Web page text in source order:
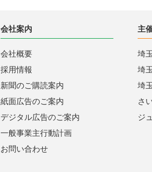
会社案内
会社概要
採用情報
新聞のご購読案内
紙面広告のご案内
デジタル広告のご案内
一般事業主行動計画
お問い合わせ
主
埼
埼
埼
さ
ジ